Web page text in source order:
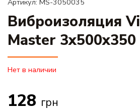
Артикул: MS-3050035
Виброизоляция
Master 3x500x350
Нет в наличии
128 грн